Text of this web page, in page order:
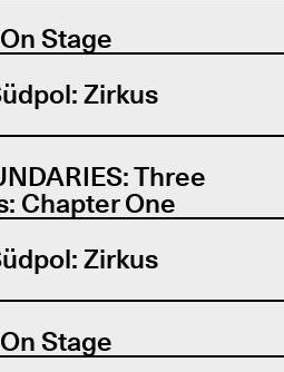
Stage
Zirkus
Three
Chapter One
Zirkus
Stage